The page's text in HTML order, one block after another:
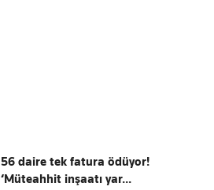
56 daire tek fatura ödüyor!
‘Müteahhit inşaatı yar...